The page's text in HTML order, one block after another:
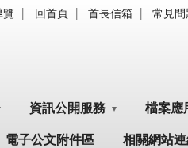
覽 回首頁 首長信箱 常見問
資訊公開服務 檔案應
電子公文附件區 相關網站